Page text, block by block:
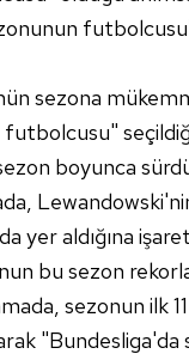
sezona
futbolcusu"
boyunca
yer aldığına
bu sezon
sezonun ilk
"Bundesliga'da